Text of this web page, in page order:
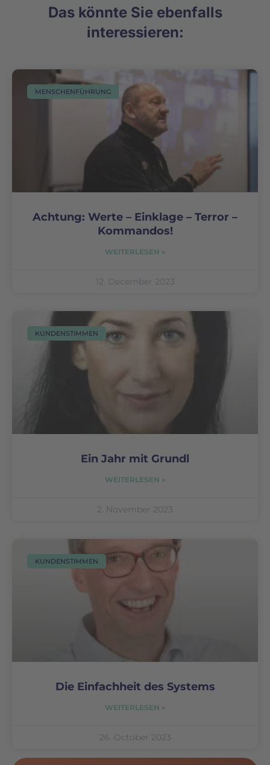
Das könnte Sie ebenfalls
interessieren:
MENSCHENFÜHRUNG
Achtung: Werte – Einklage – Terror –
Kommandos!
WEITERLESEN »
12. December 2023
KUNDENSTIMMEN
Ein Jahr mit Grundl
WEITERLESEN »
2. November 2023
KUNDENSTIMMEN
Die Einfachheit des Systems
WEITERLESEN »
26. October 2023